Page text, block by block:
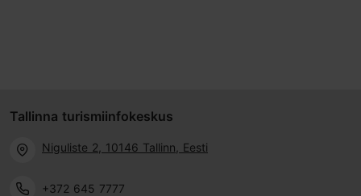
Tallinna turismiinfokeskus
Niguliste 2, 10146 Tallinn, Eesti
+372 645 7777